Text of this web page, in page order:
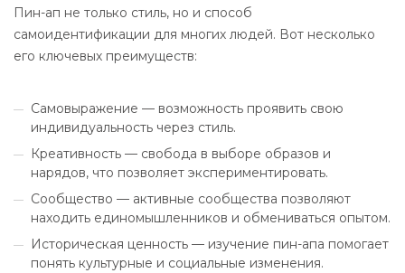
Пин-ап не только стиль, но и способ
самоидентификации для многих людей. Вот несколько
его ключевых преимуществ:
Самовыражение — возможность проявить свою
индивидуальность через стиль.
Креативность — свобода в выборе образов и
нарядов, что позволяет экспериментировать.
Сообщество — активные сообщества позволяют
находить единомышленников и обмениваться опытом.
Историческая ценность — изучение пин-апа помогает
понять культурные и социальные изменения.